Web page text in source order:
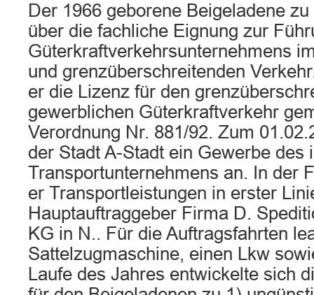
Der 1966 geborene Beigeladene
über die fachliche Eignung zur
Güterkraftverkehrsunternehmens
und grenzüberschreitenden
er die Lizenz für den
gewerblichen Güterkraftverkehr
Verordnung Nr. 881/92. Zum
der Stadt A-Stadt ein Gewerbe des
Transportunternehmens an. In der
er Transportleistungen in erster
Hauptauftraggeber Firma D.
KG in N.. Für die Auftragsfahrten
Sattelzugmaschine, einen Lkw
Laufe des Jahres entwickelte sich